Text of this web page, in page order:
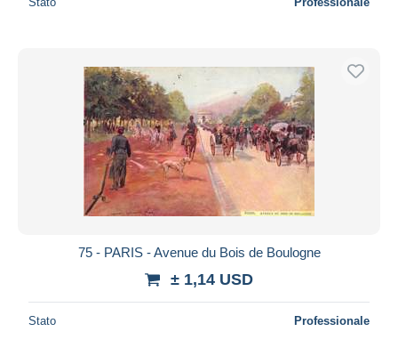
75 - PARIS - Avenue du Bois de Boulogne
± 1,14 USD
Stato Professionale